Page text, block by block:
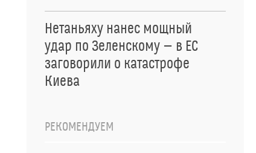
Нетаньяху нанес мощный
удар по Зеленскому — в ЕС
заговорили о катастрофе
Киева
РЕКОМЕНДУЕМ